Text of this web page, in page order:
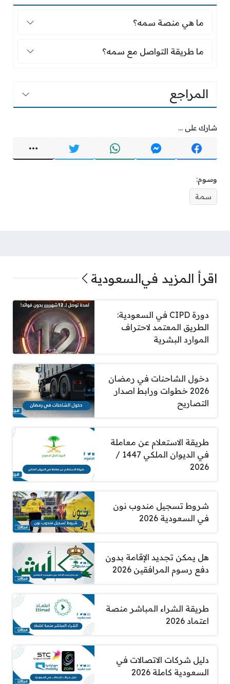
ما هي منصة سمه؟
ما هي منصة سمه؟
ما طريقة التواصل مع سمه؟
ما طريقة التواصل مع سمه؟
المراجع
شارك على ...
وسوم:
سمة
اقرأ المزيد فيالسعودية
دورة CIPD في السعودية:
الطريق المعتمد لاحتراف
الموارد البشرية
دخول الشاحنات في رمضان
2026 خطوات ورابط اصدار
التصاريح
طريقة الاستعلام عن معاملة
في الديوان الملكي 1447 /
2026
شروط تسجيل مندوب نون
في السعودية 2026
هل يمكن تجديد الإقامة بدون
دفع رسوم المرافقين 2026
طريقة الشراء المباشر منصة
اعتماد 2026
دليل شركات الاتصالات في
السعودية كاملة 2026